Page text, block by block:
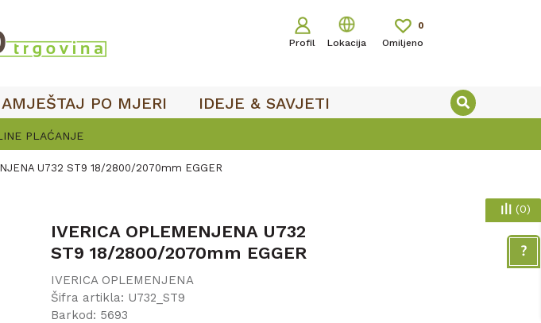
Profil Lokacija Omiljeno
0
PO MJERI IDEJE & SAVJETI
PLAĆANJE
U732 ST9 18/2800/2070mm EGGER
IVERICA OPLEMENJENA U732
ST9 18/2800/2070mm EGGER
IVERICA OPLEMENJENA
Šifra artikla: U732_ST9
Barkod: 5693
(0)